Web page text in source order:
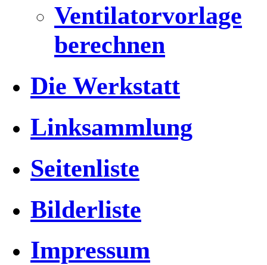
Ventilatorvorlage
berechnen
Die Werkstatt
Linksammlung
Seitenliste
Bilderliste
Impressum